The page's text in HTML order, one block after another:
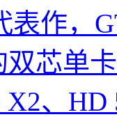
表作，
双芯单
X2、HD